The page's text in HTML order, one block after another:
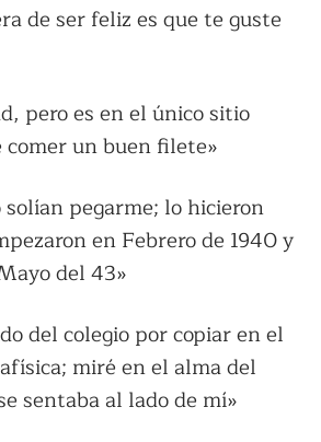
de ser feliz es que te guste
pero es en el único sitio
comer un buen filete»
pegarme; lo hicieron
en Febrero de 1940 y
del 43»
del colegio por copiar en el
miré en el alma del
sentaba al lado de mí»